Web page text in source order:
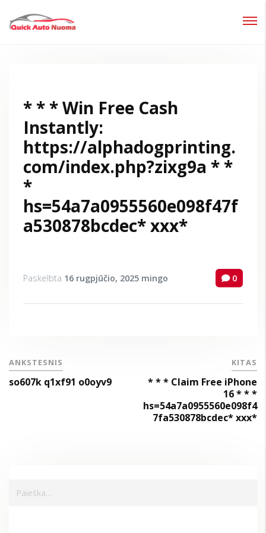
* * * Win Free Cash
Instantly:
https://alphadogprinting.
com/index.php?zixg9a * *
*
hs=54a7a0955560e098f47f
a530878bcdec* ххх*
Paskelbta 16 rugpjūčio, 2025 mingo 0
ANKSTESNIS
so607k q1xf91 o0oyv9
KITAS
* * * Claim Free iPhone
16 * * *
hs=54a7a0955560e098f4
7fa530878bcdec* ххх*